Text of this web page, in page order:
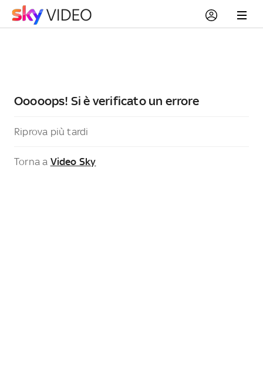
Ooooops! Si è verificato un errore
Riprova più tardi
Torna a Video Sky